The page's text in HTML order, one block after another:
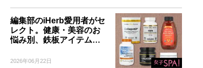
編集部のiHerb愛用者がセ
レクト。健康・美容のお
悩み別、鉄板アイテム…
2026年06月22日